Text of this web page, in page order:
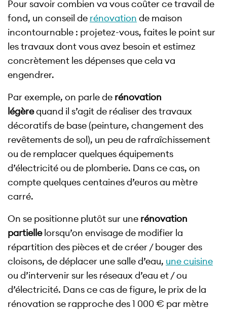
Pour savoir combien va vous coûter ce travail de
fond, un conseil de rénovation de maison
incontournable : projetez-vous, faites le point sur
les travaux dont vous avez besoin et estimez
concrètement les dépenses que cela va
engendrer.
Par exemple, on parle de rénovation
légèrequand il s’agit de réaliser des travaux
décoratifs de base (peinture, changement des
revêtements de sol), un peu de rafraîchissement
ou de remplacer quelques équipements
d’électricité ou de plomberie. Dans ce cas, on
compte quelques centaines d’euros au mètre
carré.
On se positionne plutôt sur une rénovation
partiellelorsqu’on envisage de modifier la
répartition des pièces et de créer / bouger des
cloisons, de déplacer une salle d’eau, une cuisine
ou d’intervenir sur les réseaux d’eau et / ou
d’électricité. Dans ce cas de figure, le prix de la
rénovation se rapproche des 1 000 € par mètre